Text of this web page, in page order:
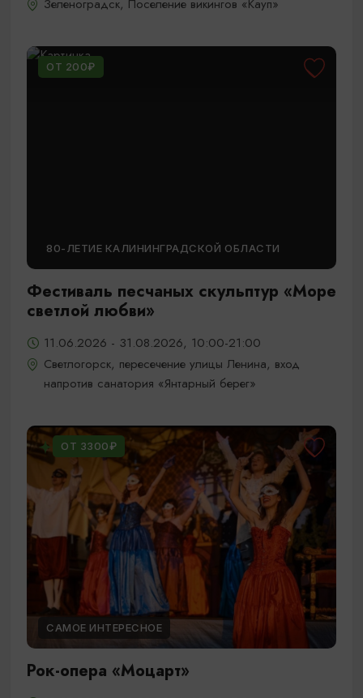
Зеленоградск, Поселение викингов «Кауп»
ОТ 200₽
80-ЛЕТИЕ КАЛИНИНГРАДСКОЙ ОБЛАСТИ
Фестиваль песчаных скульптур «Море
светлой любви»
11.06.2026 - 31.08.2026, 10:00-21:00
Светлогорск, пересечение улицы Ленина, вход
напротив санатория «Янтарный берег»
ОТ 3300₽
САМОЕ ИНТЕРЕСНОЕ
Рок-опера «Моцарт»